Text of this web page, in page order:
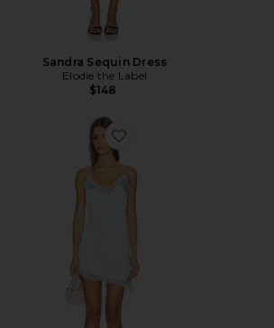
Sandra Sequin Dress
Elodie the Label
$148
Favorite x REVOLVE Toni Tunic